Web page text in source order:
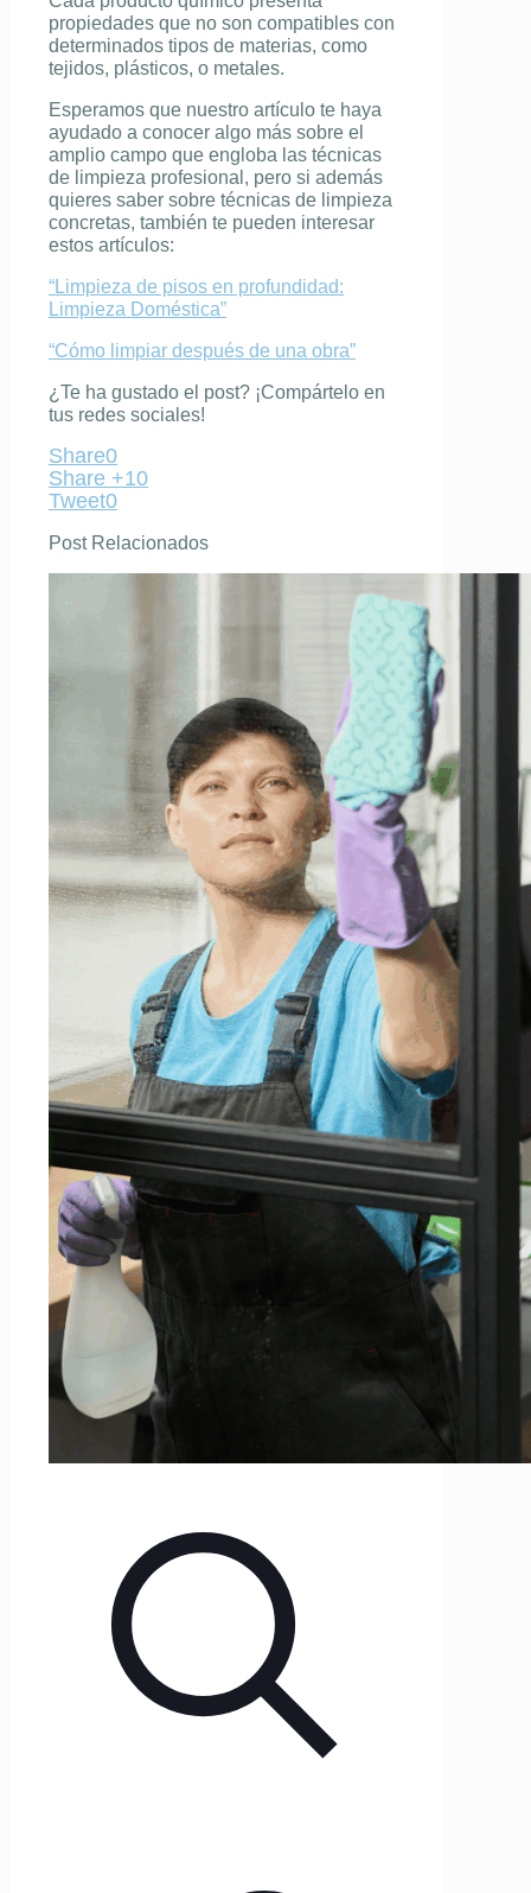
propiedades que no son compatibles con
determinados tipos de materias, como
tejidos, plásticos, o metales.
Esperamos que nuestro artículo te haya
ayudado a conocer algo más sobre el
amplio campo que engloba las técnicas
de limpieza profesional , pero si además
quieres saber sobre técnicas de limpieza
concretas, también te pueden interesar
estos artículos:
“Limpieza de pisos en profundidad:
Limpieza Doméstica”
“Cómo limpiar después de una obra”
¿Te ha gustado el post? ¡Compártelo en
tus redes sociales!
Share0
Share +10
Tweet0
Post Relacionados